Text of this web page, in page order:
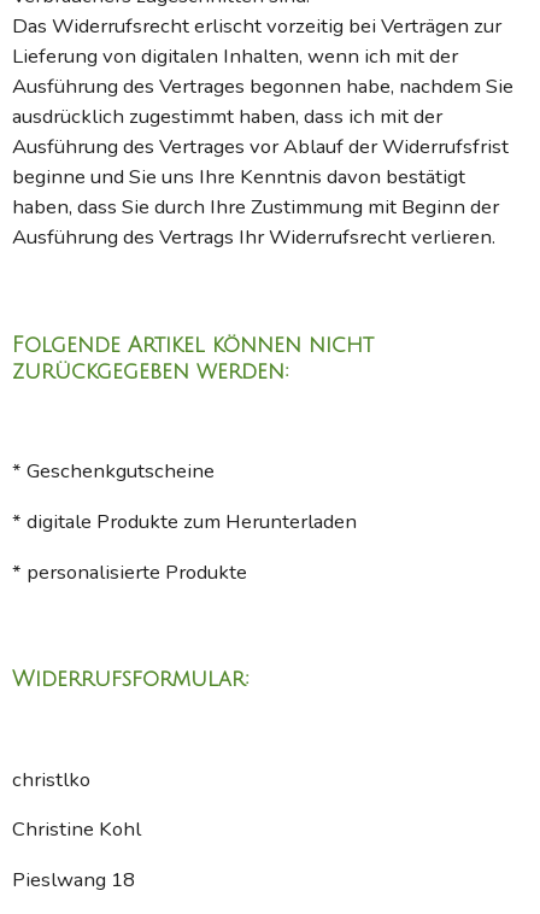
Das Widerrufsrecht erlischt vorzeitig bei Verträgen zur
Lieferung von digitalen Inhalten, wenn ich mit der
Ausführung des Vertrages begonnen habe, nachdem Sie
ausdrücklich zugestimmt haben, dass ich mit der
Ausführung des Vertrages vor Ablauf der Widerrufsfrist
beginne und Sie uns Ihre Kenntnis davon bestätigt
haben, dass Sie durch Ihre Zustimmung mit Beginn der
Ausführung des Vertrags Ihr Widerrufsrecht verlieren.
Folgende Artikel können nicht
zurückgegeben werden:
* Geschenkgutscheine
* digitale Produkte zum Herunterladen
* personalisierte Produkte
Widerrufsformular:
christlko
Christine Kohl
Pieslwang 18